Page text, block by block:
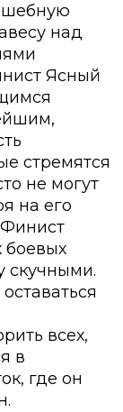
над
Ясный
стремятся
не могут
на его
Финист
боевых
скучными.
всех,
в
где он